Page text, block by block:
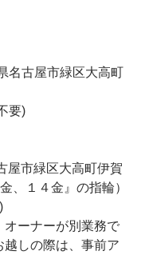
古屋市緑区大高町
要)
市緑区大高町伊賀
、１４金』の指輪）
ーナーが別業務で
しの際は、事前ア